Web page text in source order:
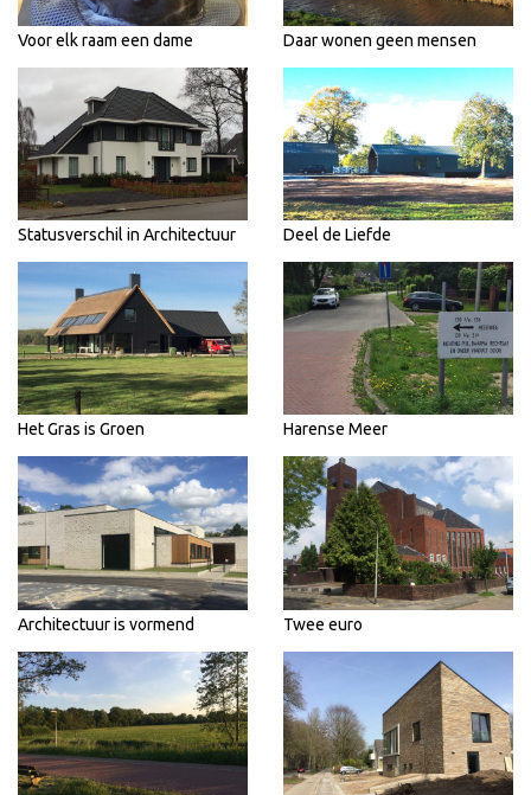
Voor elk raam een dame Daar wonen geen mensen
Statusverschil in Architectuur Deel de Liefde
Het Gras is Groen Harense Meer
Architectuur is vormend Twee euro